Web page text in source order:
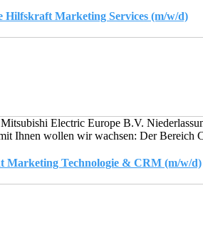
Hilfskraft Marketing Services (m/w/d)
Mitsubishi Electric Europe B.V.
Ihnen wollen wir wachsen: Der Bereich
Marketing Technologie & CRM (m/w/d)